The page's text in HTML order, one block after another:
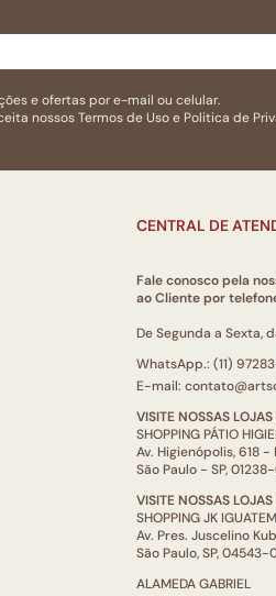
e ofertas por e-mail ou celular.
nossosTermos de Usoe Politica de
CENTRAL DE
Fale conosco pela
ao Cliente por
De Segunda a Sexta,
WhatsApp.: (11)
E-mail:
VISITE NOSSAS
SHOPPING PÁTIO
Av. Higienópolis, 618
São Paulo - SP,
VISITE NOSSAS
SHOPPING JK
Av. Pres. Juscelino
São Paulo, SP, 04543-
ALAMEDA GABRIEL